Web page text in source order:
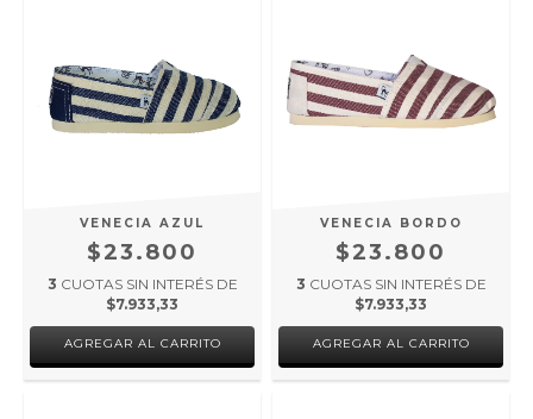
VENECIA AZUL
$23.800
3 CUOTAS SIN INTERÉS DE
$7.933,33
AGREGAR AL CARRITO
VENECIA BORDO
$23.800
3 CUOTAS SIN INTERÉS DE
$7.933,33
AGREGAR AL CARRITO